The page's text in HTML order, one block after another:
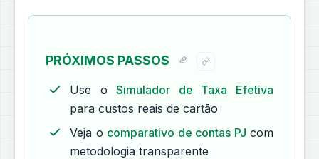
PRÓXIMOS PASSOS
Use oSimulador de Taxa Efetiva
para custos reais de cartão
Veja o comparativo de contas PJ com
metodologia transparente